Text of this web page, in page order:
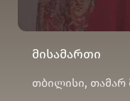
მისამართი
თბილისი, თამარ